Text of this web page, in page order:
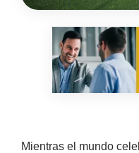
Mientras el mundo